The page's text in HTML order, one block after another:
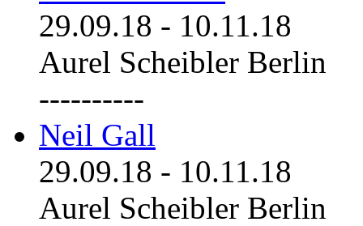
29.09.18 - 10.11.18
Aurel Scheibler Berlin
----------
Neil Gall
29.09.18 - 10.11.18
Aurel Scheibler Berlin